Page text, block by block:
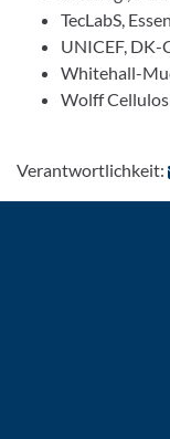
TecLabS, Essen
UNICEF, DK-
Whitehall-
Wolff
Verantwortlichkeit: